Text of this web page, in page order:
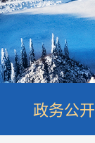
政务公开